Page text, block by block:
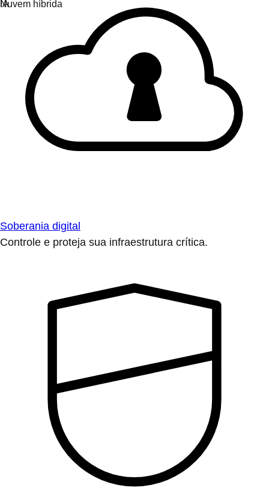
Soberania digital
Controle e proteja sua infraestrutura crítica.